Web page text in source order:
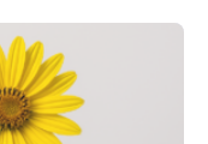
Landwirtschaft
zufügen. Es ist
effektiv zu
Insekten